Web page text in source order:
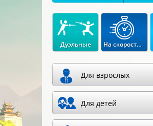
Дуэльные На скорость реакции
Для взрослых
Для детей